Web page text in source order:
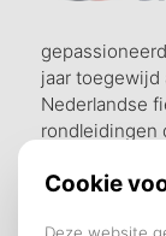
jaar toegewijd
Nederlandse
rondleidingen
City - lees